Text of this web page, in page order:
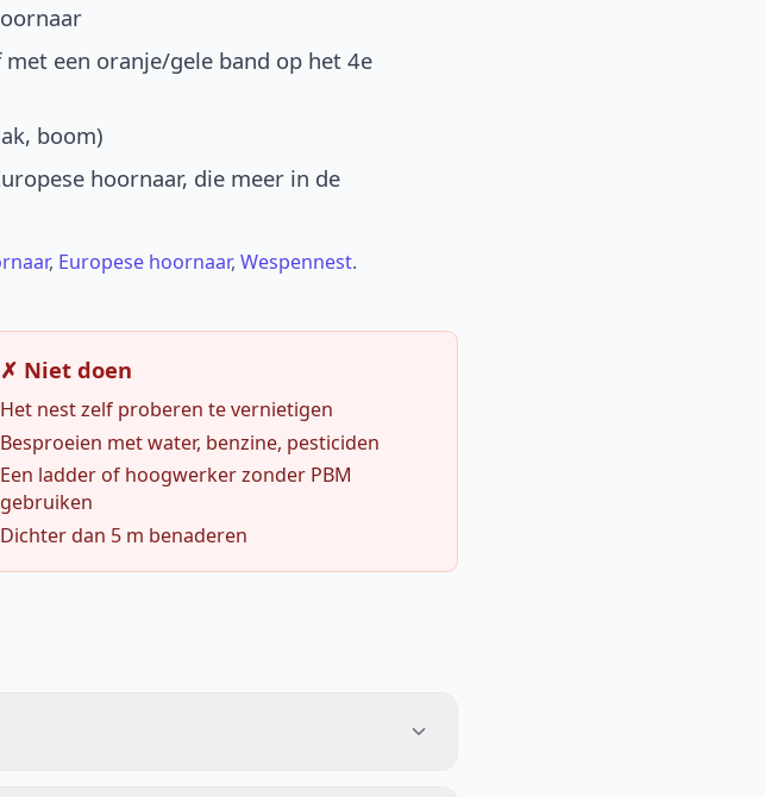
een oranje/gele band op het 4e
boom)
hoornaar, die meer in de
, Europese hoornaar, Wespennest.
✗ Niet doen
Het nest zelf proberen te vernietigen
Besproeien met water, benzine, pesticiden
Een ladder of hoogwerker zonder PBM
gebruiken
Dichter dan 5 m benaderen